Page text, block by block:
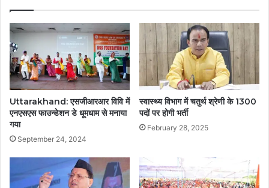
Uttarakhand: एसजीआरआर विवि में
एनएसएस फाउन्डेशन डे धूमधाम से मनाया
गया
September 24, 2024
स्वास्थ्य विभाग में चतुर्थ श्रेणी के 1300
पदों पर होगी भर्ती
February 28, 2025